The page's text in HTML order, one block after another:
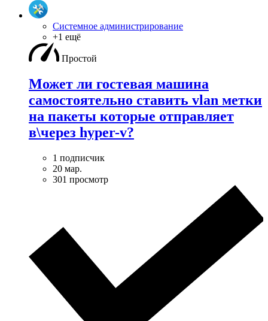
Системное администрирование
+1 ещё
Простой
Может ли гостевая машина
самостоятельно ставить vlan метки
на пакеты которые отправляет
в\через hyper-v?
1 подписчик
20 мар.
301 просмотр